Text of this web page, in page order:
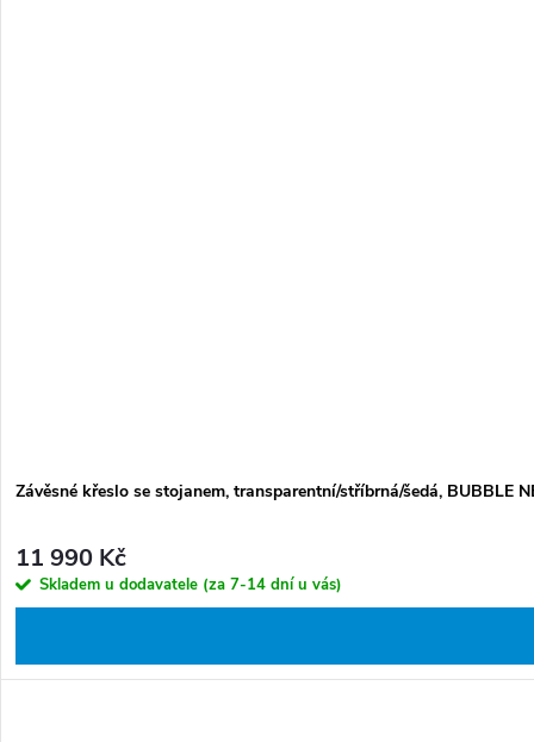
Závěsné křeslo se stojanem, transparentní/stříbrná/šedá, BUBBLE
11 990 Kč
Skladem u dodavatele (za 7-14 dní u vás)